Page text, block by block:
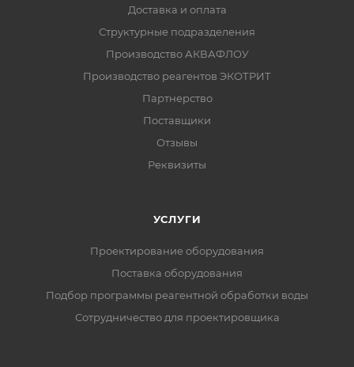
Доставка и оплата
Структурные подразделения
Производство АКВАФЛОУ
Производство реагентов ЭКОТРИТ
Партнерство
Поставщики
Отзывы
Реквизиты
УСЛУГИ
Проектирование оборудования
Поставка оборудования
Подбор программы реагентной обработки воды
Сотрудничество для проектировщика